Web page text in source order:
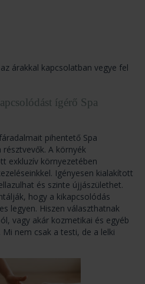
árakkal kapcsolatban vegye fel
ígérő Spa
pihentető Spa
A környék
exkluzív környezetében
Igényesen kialakított
és szinte újjászülethet.
hogy a kikapcsolódás
legyen. Hiszen választhatnak
vagy akár kozmetikai és egyéb
nem csak a testi, de a lelki